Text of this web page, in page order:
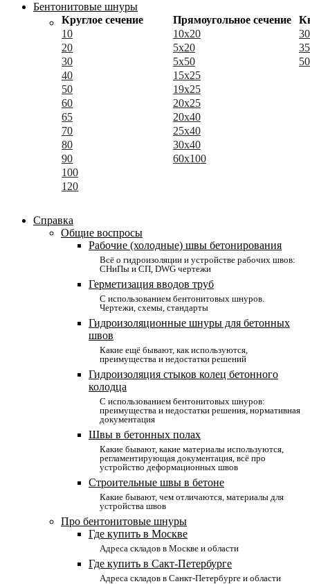
Бентонитовые шнуры
Круглое сечение
Прямоугольное сечение
10
10x20
20
5x20
30
5x50
40
15x25
50
19x25
60
20x25
65
20x40
70
25x40
80
30x40
90
60x100
100
120
Справка
Общие воспросы
Рабочие (холодные) швы бетонирования
Всё о гидроизоляции и устройстве рабочих швов:
СНиПы и СП, DWG чертежи
Герметизация вводов труб
С использованием бентонитовых шнуров.
Чертежи, схемы, стандарты
Гидроизоляционные шнуры для бетонных
швов
Какие ещё бывают, как используются,
преимущества и недостатки решений
Гидроизоляция стыков колец бетонного
колодца
С использованием бентонитовых шнуров:
преимущества и недостатки решения, нормативная
документация
Швы в бетонных полах
Какие бывают, какие материалы используются,
регламентирующая документация, всё про
устройство деформационных швов
Строительные швы в бетоне
Какие бывают, чем отличаются, материалы для
устройства швов
Про бентонитовые шнуры
Где купить в Москве
Адреса складов в Москве и области
Где купить в Сакт-Петербурге
Адреса складов в Санкт-Петербурге и области